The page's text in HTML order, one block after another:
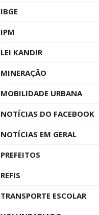
IBGE
IPM
LEI KANDIR
MINERAÇÃO
MOBILIDADE URBANA
NOTÍCIAS DO FACEBOOK
NOTÍCIAS EM GERAL
PREFEITOS
REFIS
TRANSPORTE ESCOLAR